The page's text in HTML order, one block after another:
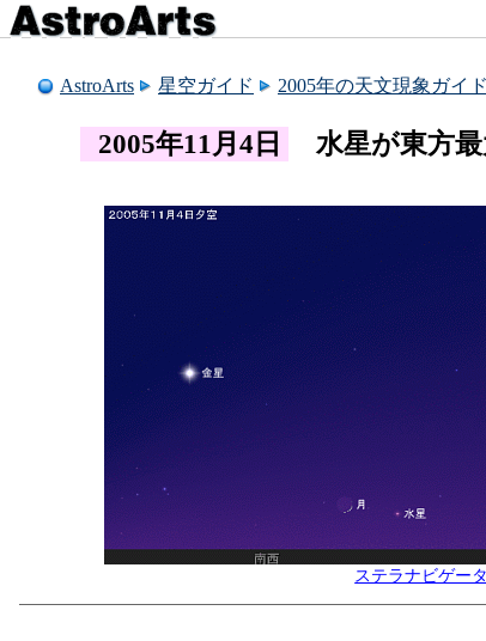
AstroArts 星空ガイド 2005年の天文現象ガイド
2005年11月4日 水星が東方
ステラナビゲー